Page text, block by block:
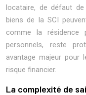
locataire, de défaut de
biens de la SCI
comme la résidence
personnels, reste
avantage majeur pour
risque financier.
La complexité de